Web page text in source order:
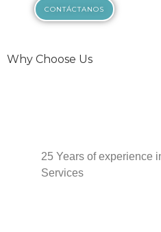
CONTÁCTANOS
Why Choose Us
25 Years of experience
Services